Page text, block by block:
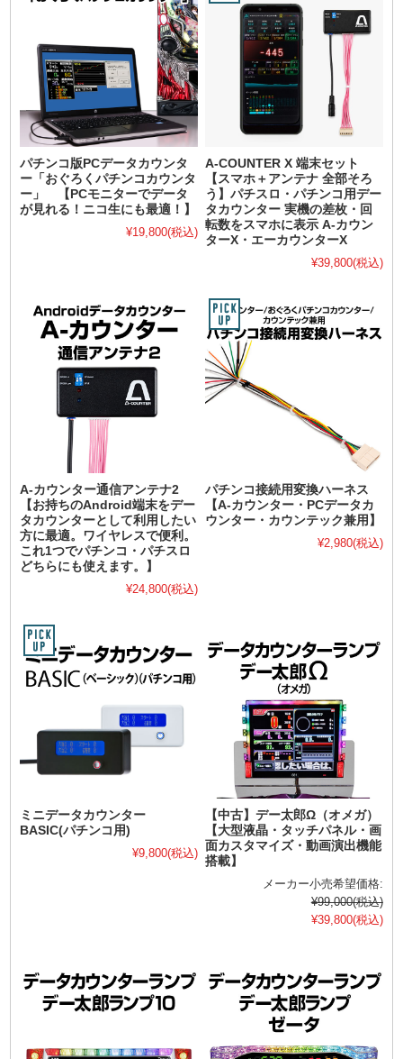
パチンコ版PCデータカウンタ
ー「おぐろくパチンコカウンタ
ー」 【PCモニターでデータ
が見れる！ニコ生にも最適！】
¥19,800(税込)
A-COUNTER X 端末セット
【スマホ＋アンテナ 全部そろ
う】パチスロ・パチンコ用デー
タカウンター 実機の差枚・回
転数をスマホに表示 A-カウン
ターX・エーカウンターX
¥39,800(税込)
A-カウンター通信アンテナ2
【お持ちのAndroid端末をデー
タカウンターとして利用したい
方に最適。ワイヤレスで便利。
これ1つでパチンコ・パチスロ
どちらにも使えます。】
¥24,800(税込)
パチンコ接続用変換ハーネス
【A-カウンター・PCデータカ
ウンター・カウンテック兼用】
¥2,980(税込)
ミニデータカウンター
BASIC(パチンコ用)
¥9,800(税込)
【中古】デー太郎Ω（オメガ）
【大型液晶・タッチパネル・画
面カスタマイズ・動画演出機能
搭載】
メーカー小売希望価格:
¥99,000(税込)
¥39,800(税込)